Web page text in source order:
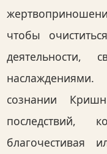
чтобы
деятельности,
сознании
последствий,
благочестивая